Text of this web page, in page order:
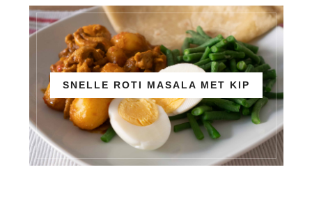
SNELLE ROTI MASALA MET KIP